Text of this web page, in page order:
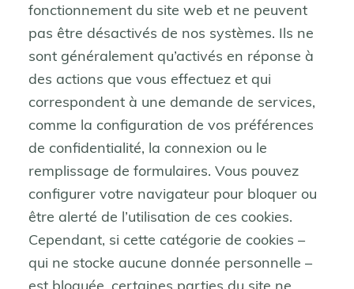
fonctionnement du site web et ne peuvent
pas être désactivés de nos systèmes. Ils ne
sont généralement qu’activés en réponse à
des actions que vous effectuez et qui
correspondent à une demande de services,
comme la configuration de vos préférences
de confidentialité, la connexion ou le
remplissage de formulaires. Vous pouvez
configurer votre navigateur pour bloquer ou
être alerté de l’utilisation de ces cookies.
Cependant, si cette catégorie de cookies –
qui ne stocke aucune donnée personnelle –